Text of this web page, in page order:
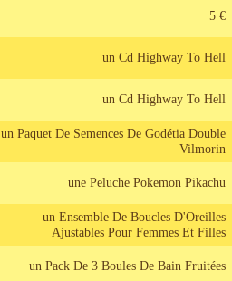
5 €
un Cd Highway To Hell
un Cd Highway To Hell
un Paquet De Semences De Godétia Double
Vilmorin
une Peluche Pokemon Pikachu
un Ensemble De Boucles D'Oreilles
Ajustables Pour Femmes Et Filles
un Pack De 3 Boules De Bain Fruitées